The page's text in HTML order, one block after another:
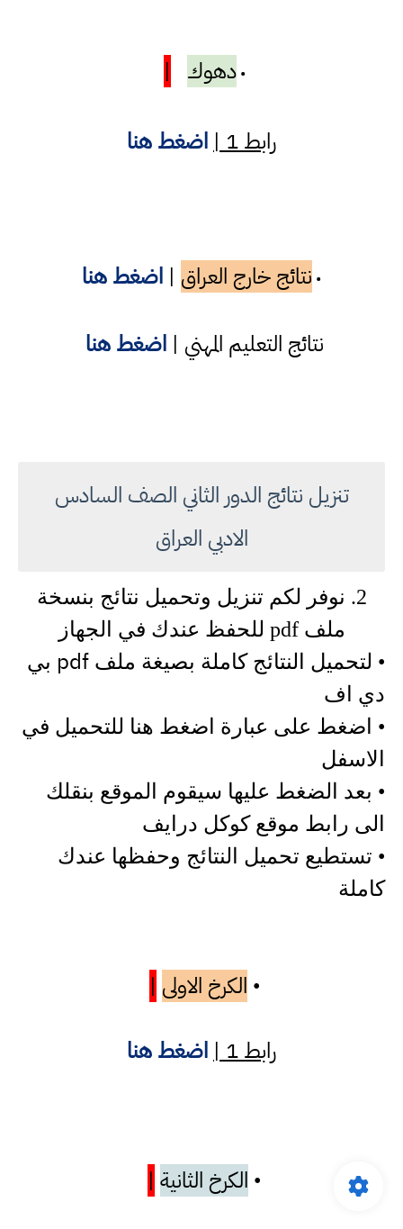
•دهوك |
رابط 1 | اضغط هنا
• نتائج خارج العراق | اضغط هنا
نتائج التعليم المهني |اضغط هنا
تنزيل نتائج الدور الثاني الصف السادس
الادبي العراق
2. نوفر لكم تنزيل وتحميل نتائج بنسخة
ملف pdf للحفظ عندك في الجهاز
• لتحميل النتائج كاملة بصيغة ملف pdf بي
دي اف
• اضغط على عبارة اضغط هنا للتحميل في
الاسفل
• بعد الضغط عليها سيقوم الموقع بنقلك
الى رابط موقع كوكل درايف
• تستطيع تحميل النتائج وحفظها عندك
كاملة
• الكرخ الاولى |
رابط 1 |
اضغط هنا
• الكرخ الثانية |